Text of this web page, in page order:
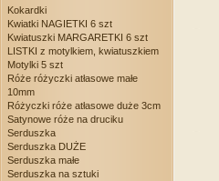
Kokardki
Kwiatki NAGIETKI 6 szt
Kwiatuszki MARGARETKI 6 szt
LISTKI z motylkiem, kwiatuszkiem
Motylki 5 szt
Róże różyczki atłasowe małe
10mm
Różyczki róże atłasowe duże 3cm
Satynowe róże na druciku
Serduszka
Serduszka DUŻE
Serduszka małe
Serduszka na sztuki